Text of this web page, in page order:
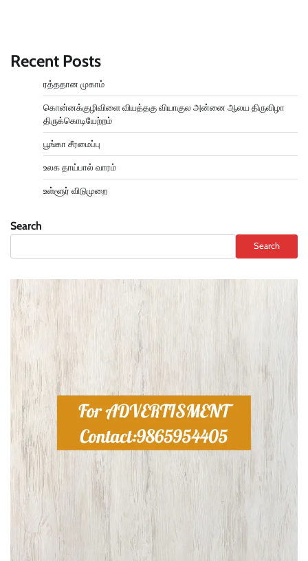
Recent Posts
ரத்ததான முகாம்
கொன்னக்குழிவிளை வியத்தகு வியாகுல அன்னை ஆலய திருவிழா
திருக்கொடியேற்றம்
பூங்கா சீரமைப்பு
உலக தாய்பால் வாரம்
உள்ளூர் விடுமுறை
Search
Search